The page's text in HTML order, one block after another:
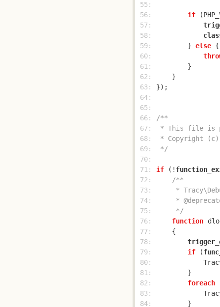
55:
56:
if
57:
58:
59:
        }
else
60:
61:
62:
63:
64:
65:
66:
67:
68:
69:
*/
70:
71:
if (!
72:
73:
74:
75:
     */
76:
function
77:
78:
79:
if (
80:
81:
82:
foreach
83:
84: